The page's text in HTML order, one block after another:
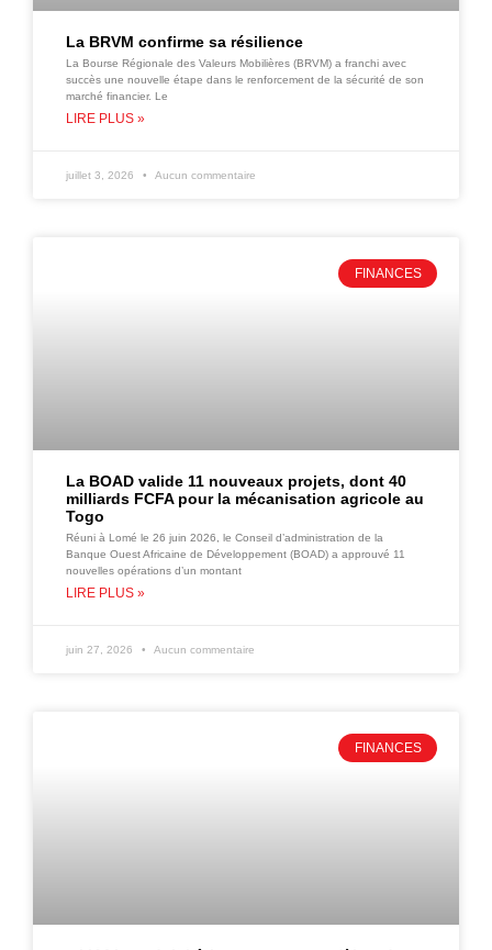
La BRVM confirme sa résilience
La Bourse Régionale des Valeurs Mobilières (BRVM) a franchi avec
succès une nouvelle étape dans le renforcement de la sécurité de son
marché financier. Le
LIRE PLUS »
juillet 3, 2026 Aucun commentaire
FINANCES
La BOAD valide 11 nouveaux projets, dont 40
milliards FCFA pour la mécanisation agricole au
Togo
Réuni à Lomé le 26 juin 2026, le Conseil d’administration de la
Banque Ouest Africaine de Développement (BOAD) a approuvé 11
nouvelles opérations d’un montant
LIRE PLUS »
juin 27, 2026 Aucun commentaire
FINANCES